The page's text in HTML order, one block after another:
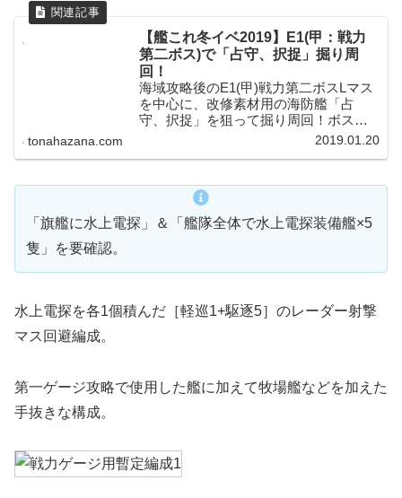
【艦これ冬イベ2019】E1(甲：戦力
第二ボス)で「占守、択捉」掘り周
回！
海域攻略後のE1(甲)戦力第二ボスLマス
を中心に、改修素材用の海防艦「占
守、択捉」を狙って掘り周回！ボス
「深海雨雲姫」が中々の堅さとなって
＆安定S勝利を狙えるようでした！
tonahazana.com 2019.01.20
「旗艦に水上電探」＆「艦隊全体で水上電探装備艦×5
隻」を要確認。
水上電探を各1個積んだ［軽巡1+駆逐5］のレーダー射撃
マス回避編成。
第一ゲージ攻略で使用した艦に加えて牧場艦などを加えた
手抜きな構成。